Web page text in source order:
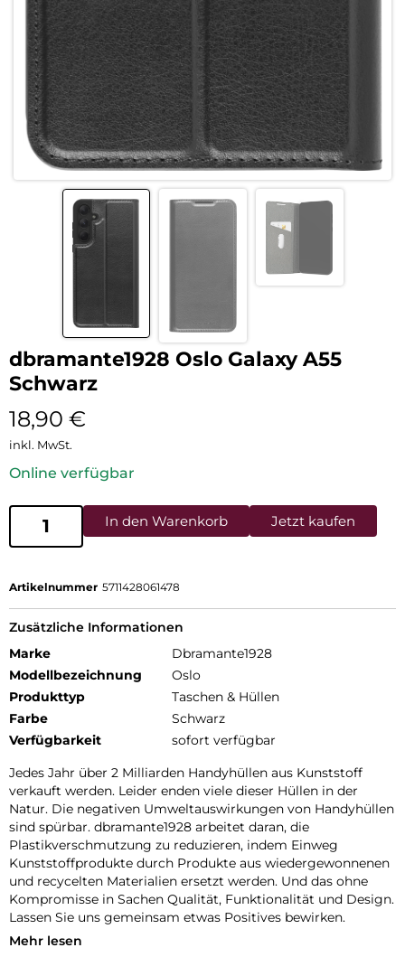
dbramante1928 Oslo Galaxy A55
Schwarz
18,90 €
inkl. MwSt.
Online verfügbar
In den Warenkorb Jetzt kaufen
Artikelnummer 5711428061478
Zusätzliche Informationen
Marke
Dbramante1928
Modellbezeichnung
Oslo
Produkttyp
Taschen & Hüllen
Farbe
Schwarz
Verfügbarkeit
sofort verfügbar
Jedes Jahr über 2 Milliarden Handyhüllen aus Kunststoff
verkauft werden. Leider enden viele dieser Hüllen in der
Natur. Die negativen Umweltauswirkungen von Handyhüllen
sind spürbar. dbramante1928 arbeitet daran, die
Plastikverschmutzung zu reduzieren, indem Einweg
Kunststoffprodukte durch Produkte aus wiedergewonnenen
und recycelten Materialien ersetzt werden. Und das ohne
Kompromisse in Sachen Qualität, Funktionalität und Design.
Lassen Sie uns gemeinsam etwas Positives bewirken.
ZERTIFIZIERTER RECYCLINGKUNSTSTOFF:
Mehr lesen